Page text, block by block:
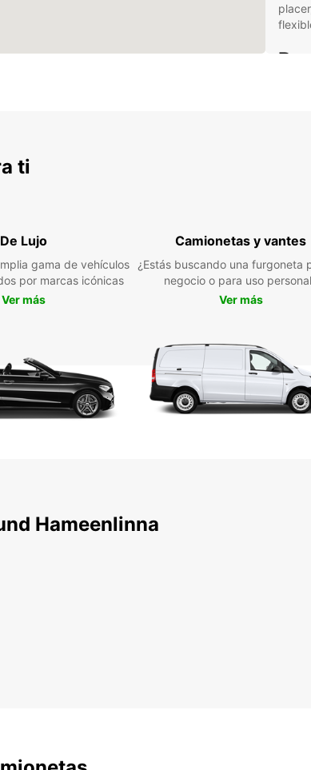
Con
que
ti
De Lujo
gama de vehículos
por marcas icónicas
Ver más
Camionetas y vantes
¿Estás buscando una furgoneta
negocio o para uso
Ver más
Hameenlinna